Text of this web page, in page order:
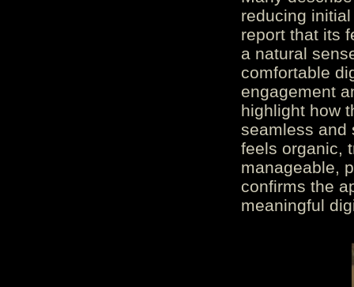
reducing
report that its
a natural
comfortable
engagement
highlight how
seamless and
feels organic,
manageable,
confirms the
meaningful